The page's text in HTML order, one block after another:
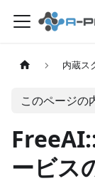
内蔵ス
このページの
ービス